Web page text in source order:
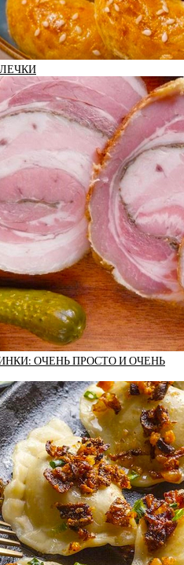
ОЧЕНЬ ПРОСТО И ОЧЕНЬ